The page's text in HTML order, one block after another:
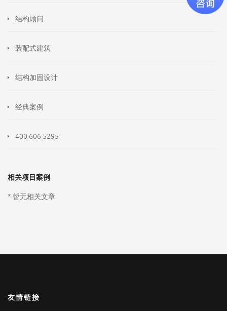
结构顾问
装配式建筑
结构加固设计
经典案例
400 606 5295
相关项目案例
* 暂无相关文章
友情链接